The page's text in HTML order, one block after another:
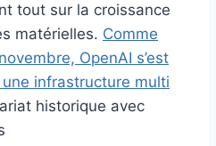
tout sur la croissance
matérielles. Comme
OpenAI s’est
infrastructure multi
historique avec